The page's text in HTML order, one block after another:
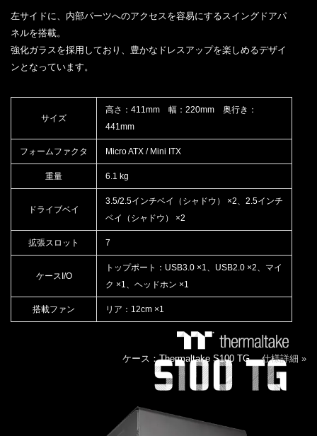
左サイドに、内部パーツへのアクセスを容易にするスイングドアパ
ネルを搭載。
強化ガラスを採用しており、豊かなドレスアップを楽しめるデザイ
ンとなっています。
サイズ
高さ：411mm 幅：220mm 奥行き：
441mm
フォームファクタ Micro ATX / Mini ITX
重量 6.1 kg
ドライブベイ
3.5/2.5インチベイ（シャドウ） ×2、2.5インチ
ベイ（シャドウ） ×2
拡張スロット 7
ケースI/O
トップポート：USB3.0 ×1、USB2.0 ×2、マイ
ク ×1、ヘッドホン ×1
搭載ファン リア：12cm ×1
ケース：Thermaltake S100 TG仕様詳細 »